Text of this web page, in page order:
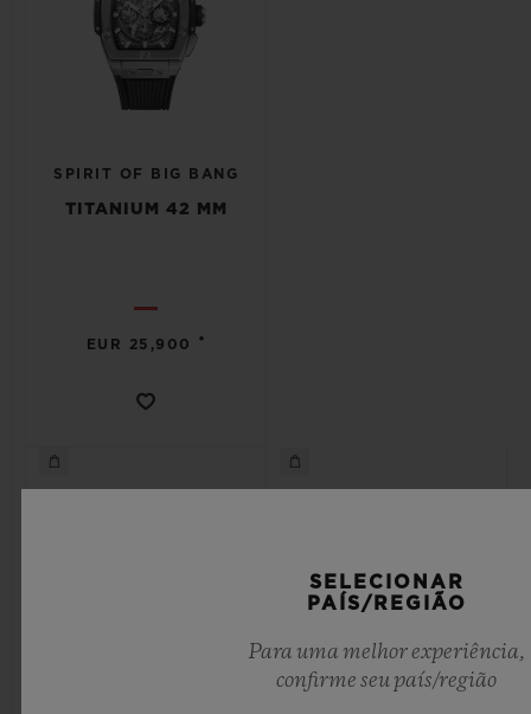
SPIRIT OF BIG BANG
TITANIUM 42 MM
EUR 25,900 •
SELECIONAR
PAÍS/REGIÃO
Para uma melhor experiência,
confirme seu país/região